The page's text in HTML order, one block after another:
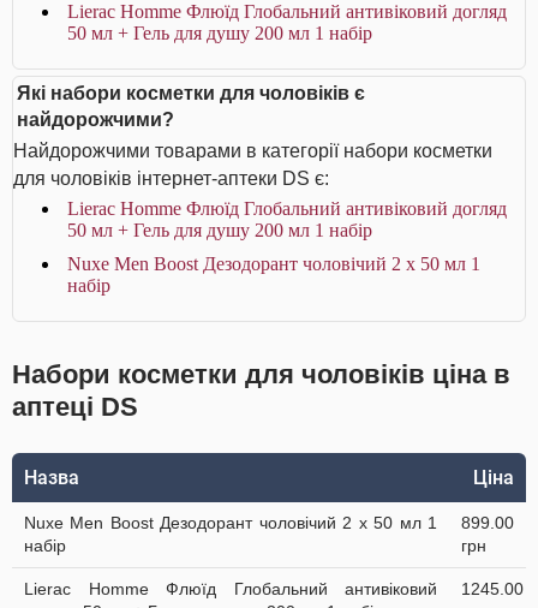
Lierac Homme Флюїд Глобальний антивіковий догляд
50 мл + Гель для душу 200 мл 1 набір
Які набори косметки для чоловіків є
найдорожчими?
Найдорожчими товарами в категорії набори косметки
для чоловіків інтернет-аптеки DS є:
Lierac Homme Флюїд Глобальний антивіковий догляд
50 мл + Гель для душу 200 мл 1 набір
Nuxe Men Boost Дезодорант чоловічий 2 х 50 мл 1
набір
Набори косметки для чоловіків ціна в
аптеці DS
Назва Ціна
Nuxe Men Boost Дезодорант чоловічий 2 х 50 мл 1
набір
899.00
грн
Lierac Homme Флюїд Глобальний антивіковий
1245.00